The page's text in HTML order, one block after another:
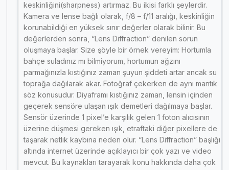
keskinliğini(sharpness) artırmaz. Bu ikisi farklı şeylerdir.
Kamera ve lense bağlı olarak, f/8 – f/11 aralığı, keskinliğin
korunabildiği en yüksek sınır değerler olarak bilinir. Bu
değerlerden sonra, “Lens Diffraction” denilen sorun
oluşmaya başlar. Size şöyle bir örnek vereyim: Hortumla
bahçe suladınız mı bilmiyorum, hortumun ağzını
parmağınızla kıstığınız zaman şuyun şiddeti artar ancak su
toprağa dağılarak akar. Fotoğraf çekerken de aynı mantık
söz konusudur. Diyaframı kıstığınız zaman, lensin içinden
geçerek sensöre ulaşan ışık demetleri dağılmaya başlar.
Sensör üzerinde 1 pixel’e karşılık gelen 1 foton alıcısının
üzerine düşmesi gereken ışık, etraftaki diğer pixellere de
taşarak netlik kaybına neden olur. “Lens Diffraction” başlığı
altında internet üzerinde açıklayıcı bir çok yazı ve video
mevcut. Bu kaynakları tarayarak konu hakkında daha çok